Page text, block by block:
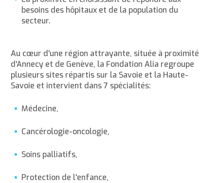
besoins des hôpitaux et de la population du
secteur.
Au cœur d'une région attrayante, située à proximité
d'Annecy et de Genève, la Fondation Alia regroupe
plusieurs sites répartis sur la Savoie et la Haute-
Savoie et intervient dans 7 spécialités:
Médecine,
Cancérologie-oncologie,
Soins palliatifs,
Protection de l'enfance,